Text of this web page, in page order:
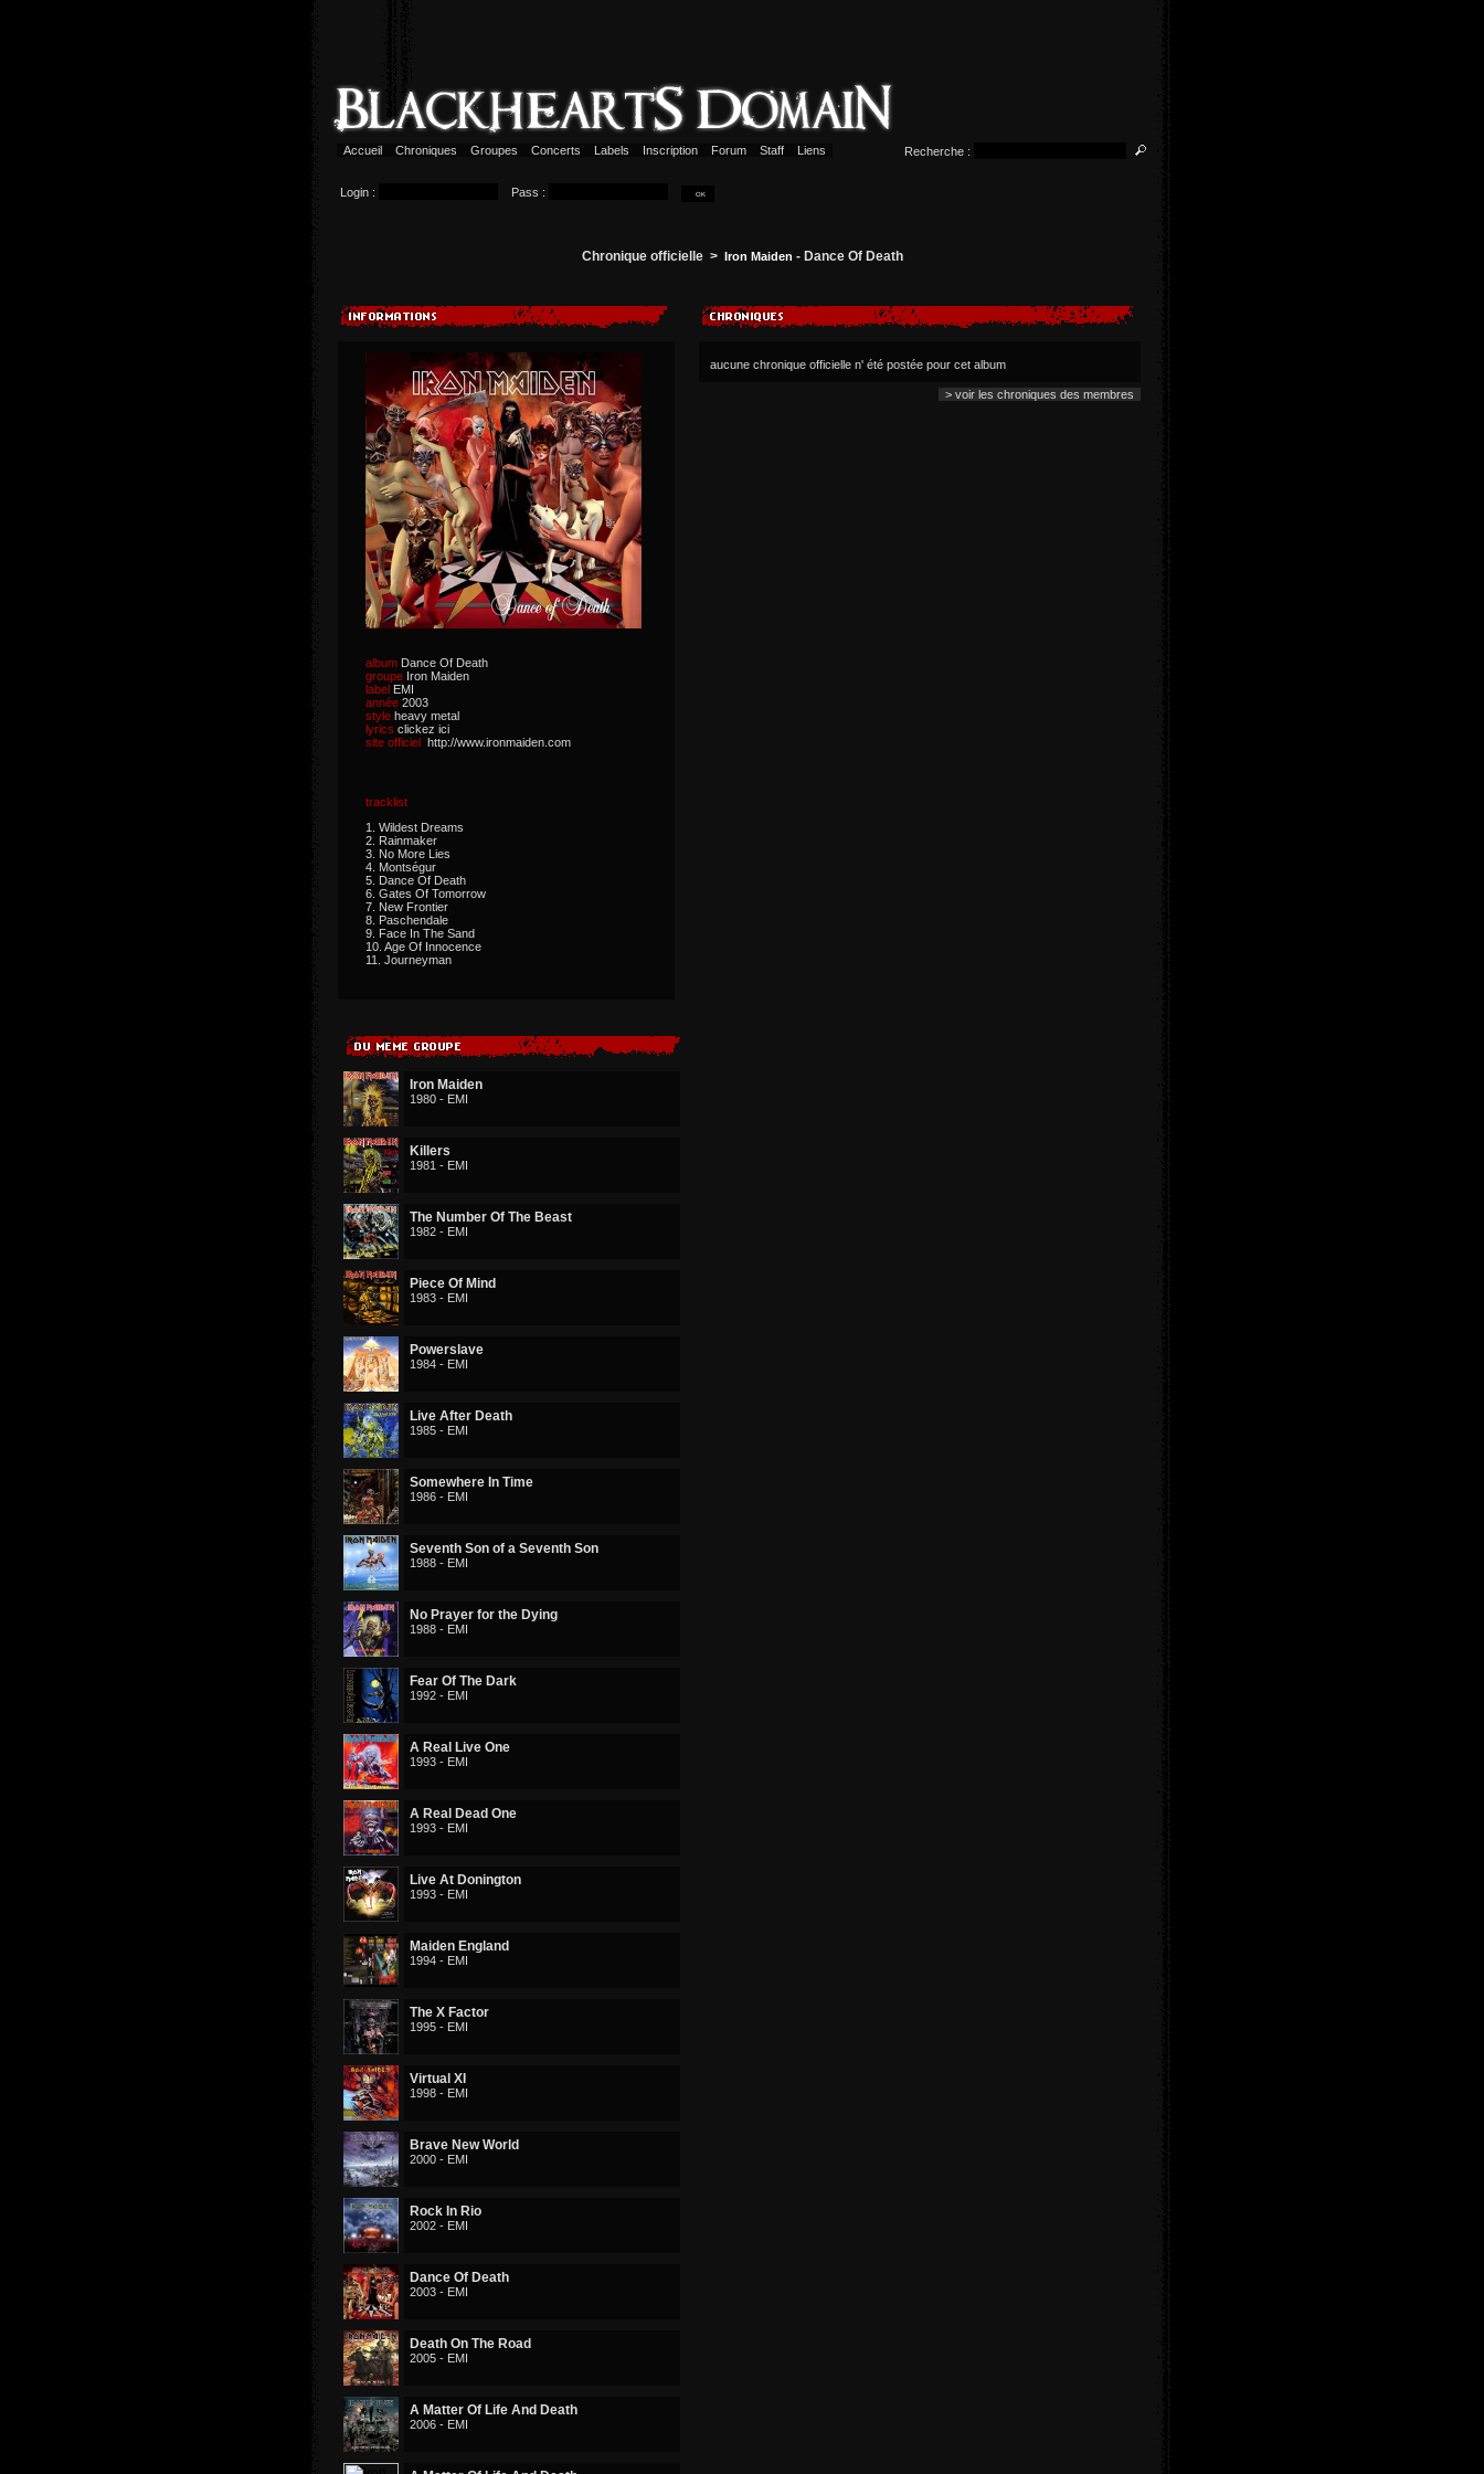
Accueil Chroniques Groupes Concerts Labels Inscription Forum Staff Liens Recherche :
Login : Pass :
Chronique officielle > Iron Maiden - Dance Of Death
album Dance Of Death
groupe Iron Maiden
label EMI
année 2003
style heavy metal
lyrics clickez ici
site officiel http://www.ironmaiden.com
tracklist
1. Wildest Dreams
2. Rainmaker
3. No More Lies
4. Montségur
5. Dance Of Death
6. Gates Of Tomorrow
7. New Frontier
8. Paschendale
9. Face In The Sand
10. Age Of Innocence
11. Journeyman
Iron Maiden
1980 - EMI
Killers
1981 - EMI
The Number Of The Beast
1982 - EMI
Piece Of Mind
1983 - EMI
Powerslave
1984 - EMI
Live After Death
1985 - EMI
Somewhere In Time
1986 - EMI
Seventh Son of a Seventh Son
1988 - EMI
No Prayer for the Dying
1988 - EMI
Fear Of The Dark
1992 - EMI
A Real Live One
1993 - EMI
A Real Dead One
1993 - EMI
Live At Donington
1993 - EMI
Maiden England
1994 - EMI
The X Factor
1995 - EMI
Virtual XI
1998 - EMI
Brave New World
2000 - EMI
Rock In Rio
2002 - EMI
Dance Of Death
2003 - EMI
Death On The Road
2005 - EMI
A Matter Of Life And Death
2006 - EMI
aucune chronique officielle n' été postée pour cet album
> voir les chroniques des membres